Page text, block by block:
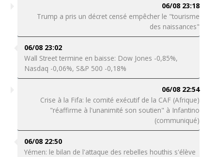
06/08 23:18
Trump a pris un décret censé empêcher le "tourisme
des naissances"
06/08 23:02
Wall Street termine en baisse: Dow Jones -0,85%,
Nasdaq -0,06%, S&P 500 -0,18%
06/08 22:54
Crise à la Fifa: le comité exécutif de la CAF (Afrique)
"réaffirme à l'unanimité son soutien" à Infantino
(communiqué)
06/08 22:50
Yémen: le bilan de l'attaque des rebelles houthis s'élève